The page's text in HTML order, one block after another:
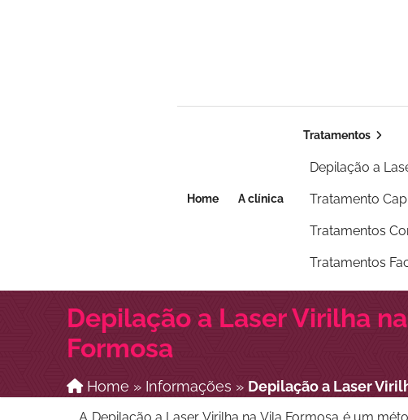
Home A clínica
Tratamentos
Depilação a
Tratamento
Tratamentos
Tratamentos
Depilação a Laser Virilha
Formosa
Home » Informações » Depilação a Laser